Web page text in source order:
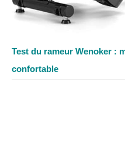
Test du rameur Wenoker :
confortable